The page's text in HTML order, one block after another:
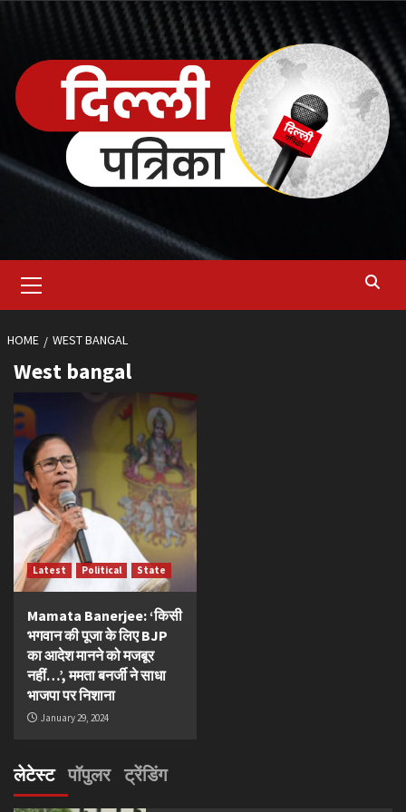
content
Menu
HOME WEST BANGAL
West bangal
Latest Political State
Mamata Banerjee: ‘किसी
भगवान की पूजा के लिए BJP
का आदेश मानने को मजबूर
नहीं…’, ममता बनर्जी ने साधा
भाजपा पर निशाना
January 29, 2024
लेटेस्ट पॉपुलर ट्रेंडिंग